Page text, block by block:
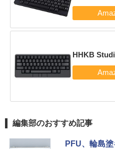
HHKB
編集部のおすすめ記事
PFU、輪島